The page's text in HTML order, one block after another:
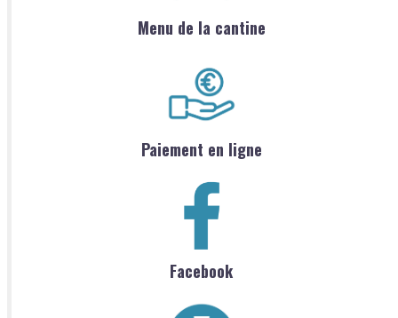
Menu de la cantine
Paiement en ligne
Facebook